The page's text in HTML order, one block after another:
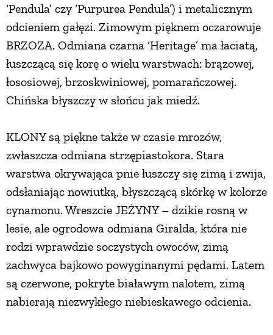
‘Pendula’ czy ‘Purpurea Pendula’) i metalicznym
odcieniem gałęzi. Zimowym pięknem oczarowuje
BRZOZA. Odmiana czarna ‘Heritage’ ma łaciatą,
łuszczącą się korę o wielu warstwach: brązowej,
łososiowej, brzoskwiniowej, pomarańczowej.
Chińska błyszczy w słońcu jak miedź.
KLONY są piękne także w czasie mrozów,
zwłaszcza odmiana strzępiastokora. Stara
warstwa okrywająca pnie łuszczy się zimą i zwija,
odsłaniając nowiutką, błyszczącą skórkę w kolorze
cynamonu. Wreszcie JEŻYNY – dzikie rosną w
lesie, ale ogrodowa odmiana Giralda, która nie
rodzi wprawdzie soczystych owoców, zimą
zachwyca bajkowo powyginanymi pędami. Latem
są czerwone, pokryte białawym nalotem, zimą
nabierają niezwykłego niebieskawego odcienia.